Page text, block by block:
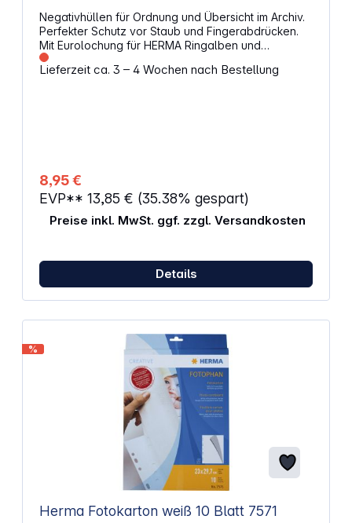
Negativhüllen für Ordnung und Übersicht im Archiv.
Perfekter Schutz vor Staub und Fingerabdrücken.
Mit Eurolochung für HERMA Ringalben und
allegängigen Ordner. Geprüfte Sicherheit - ohne
chemische Einflüsse auf die Negative. Abheftbare
Langzeitarchivierung sichtbar werden
(Veränderung der Emulsion). Die Archivierung der
Negative in einer Negativhülle aus
Polypropylenfolie ist besonders für eine
Kurzzeitarchivierung geeignet. Ausführung für: 7 x 5
Lieferzeit ca. 3 – 4 Wochen nach Bestellung
8,95 €
EVP** 13,85 € (35.38% gespart)
Preise inkl. MwSt. ggf. zzgl. Versandkosten
Details
%
Herma Fotokarton weiß 10 Blatt 7571